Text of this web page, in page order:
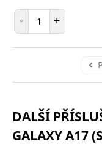
- Počet položek
+
DALŠÍ
GALAXY A17